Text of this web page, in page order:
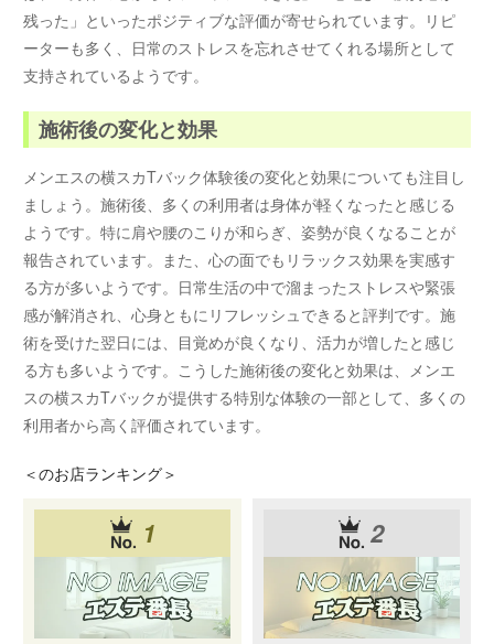
残った」といったポジティブな評価が寄せられています。リピ
ーターも多く、日常のストレスを忘れさせてくれる場所として
支持されているようです。
施術後の変化と効果
メンエスの横スカTバック体験後の変化と効果についても注目し
ましょう。施術後、多くの利用者は身体が軽くなったと感じる
ようです。特に肩や腰のこりが和らぎ、姿勢が良くなることが
報告されています。また、心の面でもリラックス効果を実感す
る方が多いようです。日常生活の中で溜まったストレスや緊張
感が解消され、心身ともにリフレッシュできると評判です。施
術を受けた翌日には、目覚めが良くなり、活力が増したと感じ
る方も多いようです。こうした施術後の変化と効果は、メンエ
スの横スカTバックが提供する特別な体験の一部として、多くの
利用者から高く評価されています。
＜のお店ランキング＞
1 2